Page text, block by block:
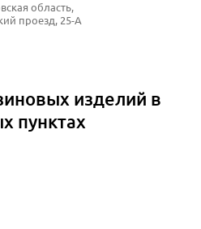
область,
проезд, 25-А
изделий в
пунктах